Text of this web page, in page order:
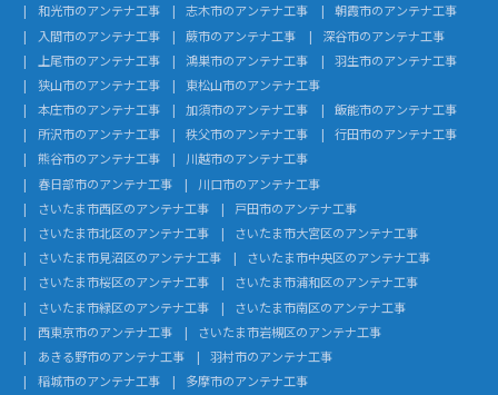
和光市のアンテナ工事
志木市のアンテナ工事
朝霞市のアンテナ工事
入間市のアンテナ工事
蕨市のアンテナ工事
深谷市のアンテナ工事
上尾市のアンテナ工事
鴻巣市のアンテナ工事
羽生市のアンテナ工事
狭山市のアンテナ工事
東松山市のアンテナ工事
本庄市のアンテナ工事
加須市のアンテナ工事
飯能市のアンテナ工事
所沢市のアンテナ工事
秩父市のアンテナ工事
行田市のアンテナ工事
熊谷市のアンテナ工事
川越市のアンテナ工事
春日部市のアンテナ工事
川口市のアンテナ工事
さいたま市西区のアンテナ工事
戸田市のアンテナ工事
さいたま市北区のアンテナ工事
さいたま市大宮区のアンテナ工事
さいたま市見沼区のアンテナ工事
さいたま市中央区のアンテナ工事
さいたま市桜区のアンテナ工事
さいたま市浦和区のアンテナ工事
さいたま市緑区のアンテナ工事
さいたま市南区のアンテナ工事
西東京市のアンテナ工事
さいたま市岩槻区のアンテナ工事
あきる野市のアンテナ工事
羽村市のアンテナ工事
稲城市のアンテナ工事
多摩市のアンテナ工事